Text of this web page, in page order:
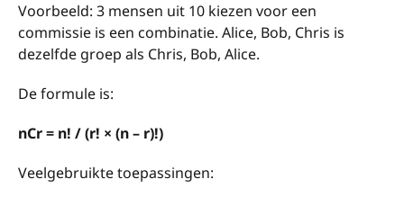
Voorbeeld: 3 mensen uit 10 kiezen voor een
commissie is een combinatie. Alice, Bob, Chris is
dezelfde groep als Chris, Bob, Alice.
De formule is:
nCr = n! / (r! × (n – r)!)
Veelgebruikte toepassingen: